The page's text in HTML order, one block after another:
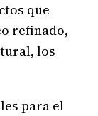
que
refinado,
los
para el